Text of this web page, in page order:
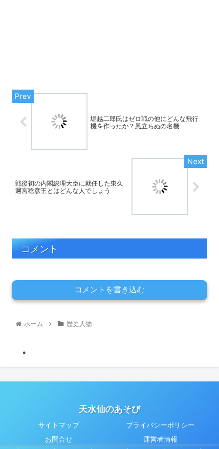
堀越二郎氏はゼロ戦の他にどんな飛行
機を作ったか？風立ちぬの名機
戦後初の内閣総理大臣に就任した東久
邇宮稔彦王とはどんな人でしょう
コメント
コメントを書き込む
ホーム 歴史人物
天水仙のあそび
サイトマップ
プライバシーポリシー
お問合せ
運営者情報